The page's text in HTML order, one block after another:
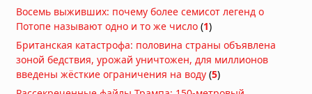
Погребённые гиганты Бретани:
сканирование земли выявило
скрытые каменные фигуры внутри
6000-летних курганов
04.08.2026 в 08:49
Миниатюрные шедевры: 40-
Восемь выживших: почему более семисот легенд о
Потопе называют одно и то же число (1)
Британская катастрофа: половина страны объявлена
зоной бедствия, урожай уничтожен, для миллионов
введены жёсткие ограничения на воду (5)